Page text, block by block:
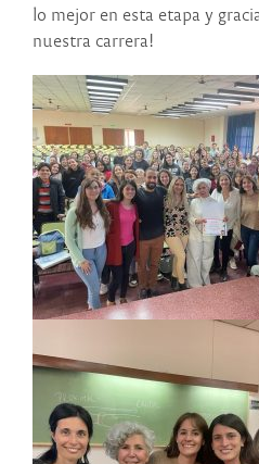
lo mejor en esta etapa y
nuestra carrera!